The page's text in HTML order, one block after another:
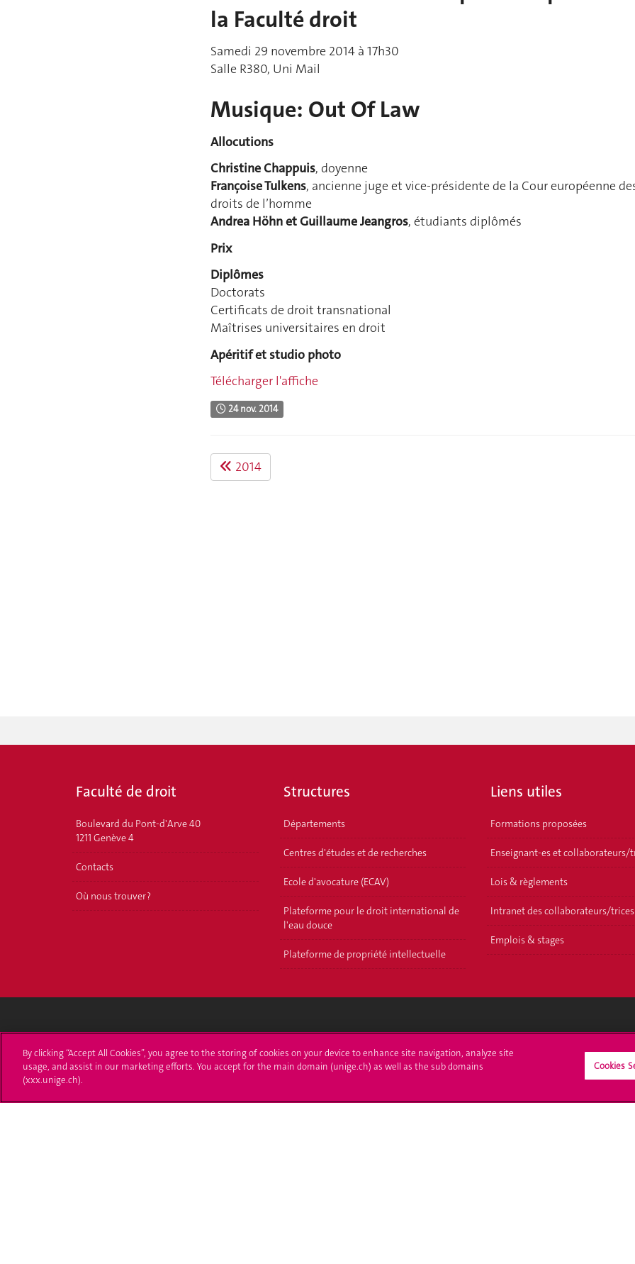
la Faculté droit
Samedi 29 novembre 2014 à 17h30
Salle R380, Uni Mail
Musique: Out Of Law
Allocutions
Christine Chappuis, doyenne
Françoise Tulkens, ancienne juge et vice-présidente de la Cour européenne
droits de l’homme
Andrea Höhn et Guillaume Jeangros, étudiants diplômés
Prix
Diplômes
Doctorats
Certificats de droit transnational
Maîtrises universitaires en droit
Apéritif et studio photo
Télécharger l'affiche
24 nov. 2014
2014
Faculté de droit
Boulevard du Pont-d'Arve 40
1211 Genève 4
Contacts
Où nous trouver ?
Structures
Départements
Centres d'études et de recherches
Ecole d'avocature (ECAV)
Plateforme pour le droit international de
l'eau douce
Plateforme de propriété intellectuelle
Liens utiles
Formations proposées
Enseignant-es et collaborateurs/
Lois & règlements
Intranet des collaborateurs/trices
Emplois & stages
24 rue du Général-Dufour
T. +41 (0)22 379 71 11
Immatriculations
Démarches administratives Médias
By clicking “Accept All Cookies”, you agree to the storing of cookies on your device to enhance site navigation, analyze site
usage, and assist in our marketing efforts. You accept for the main domain (unige.ch) as well as the sub domains
(xxx.unige.ch).
Cookies